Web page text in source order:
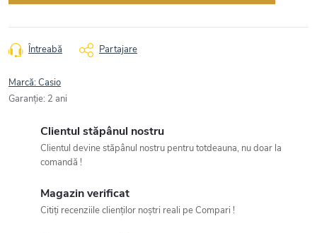
Întreabă Partajare
Marcă:Casio
Garanţie: 2 ani
Clientul stăpânul nostru
Clientul devine stăpânul nostru pentru totdeauna, nu doar la
comandă !
Magazin verificat
Citiți recenziile clienților noștri reali pe Compari !